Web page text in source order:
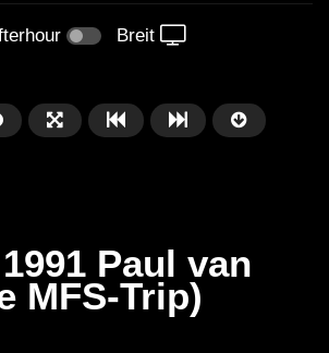
Breit
Paul van
MFS-Trip)